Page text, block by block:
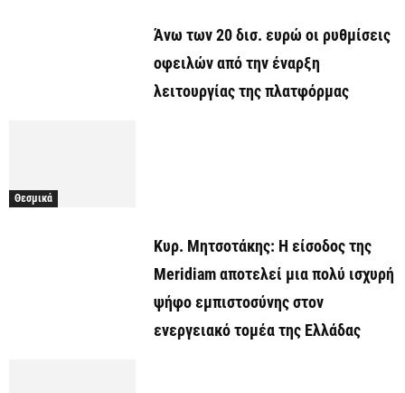
Άνω των 20 δισ. ευρώ οι ρυθμίσεις
οφειλών από την έναρξη
λειτουργίας της πλατφόρμας
Θεσμικά
Κυρ. Μητσοτάκης: Η είσοδος της
Meridiam αποτελεί μια πολύ ισχυρή
ψήφο εμπιστοσύνης στον
ενεργειακό τομέα της Ελλάδας